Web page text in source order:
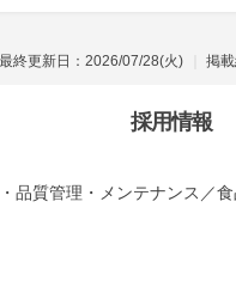
最終更新日：2026/07/28(火) 掲
採用情報
品質管理・メンテナンス／